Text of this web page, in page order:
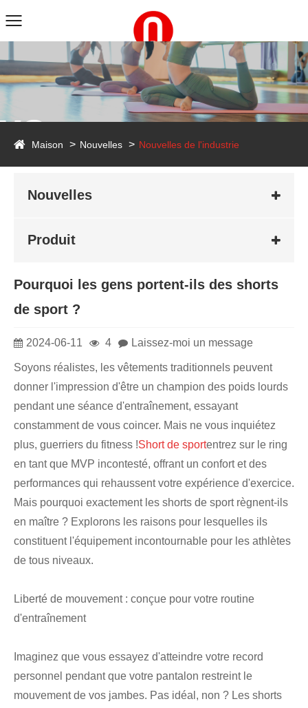
Maison Nouvelles Nouvelles de l'industrie
Nouvelles
Produit
Pourquoi les gens portent-ils des shorts
de sport ?
2024-06-11 4 Laissez-moi un message
Soyons réalistes, les vêtements traditionnels peuvent
donner l'impression d'être un champion des poids lourds
pendant une séance d'entraînement, essayant
constamment de vous coincer. Mais ne vous inquiétez
plus, guerriers du fitness !Short de sportentrez sur le ring
en tant que MVP incontesté, offrant un confort et des
performances qui rehaussent votre expérience d'exercice.
Mais pourquoi exactement les shorts de sport règnent-ils
en maître ? Explorons les raisons pour lesquelles ils
constituent l'équipement incontournable pour les athlètes
de tous niveaux.
Liberté de mouvement : conçue pour votre routine
d'entraînement
Imaginez que vous essayez d'atteindre votre record
personnel pendant que votre pantalon restreint le
mouvement de vos jambes. Pas idéal, non ? Les shorts